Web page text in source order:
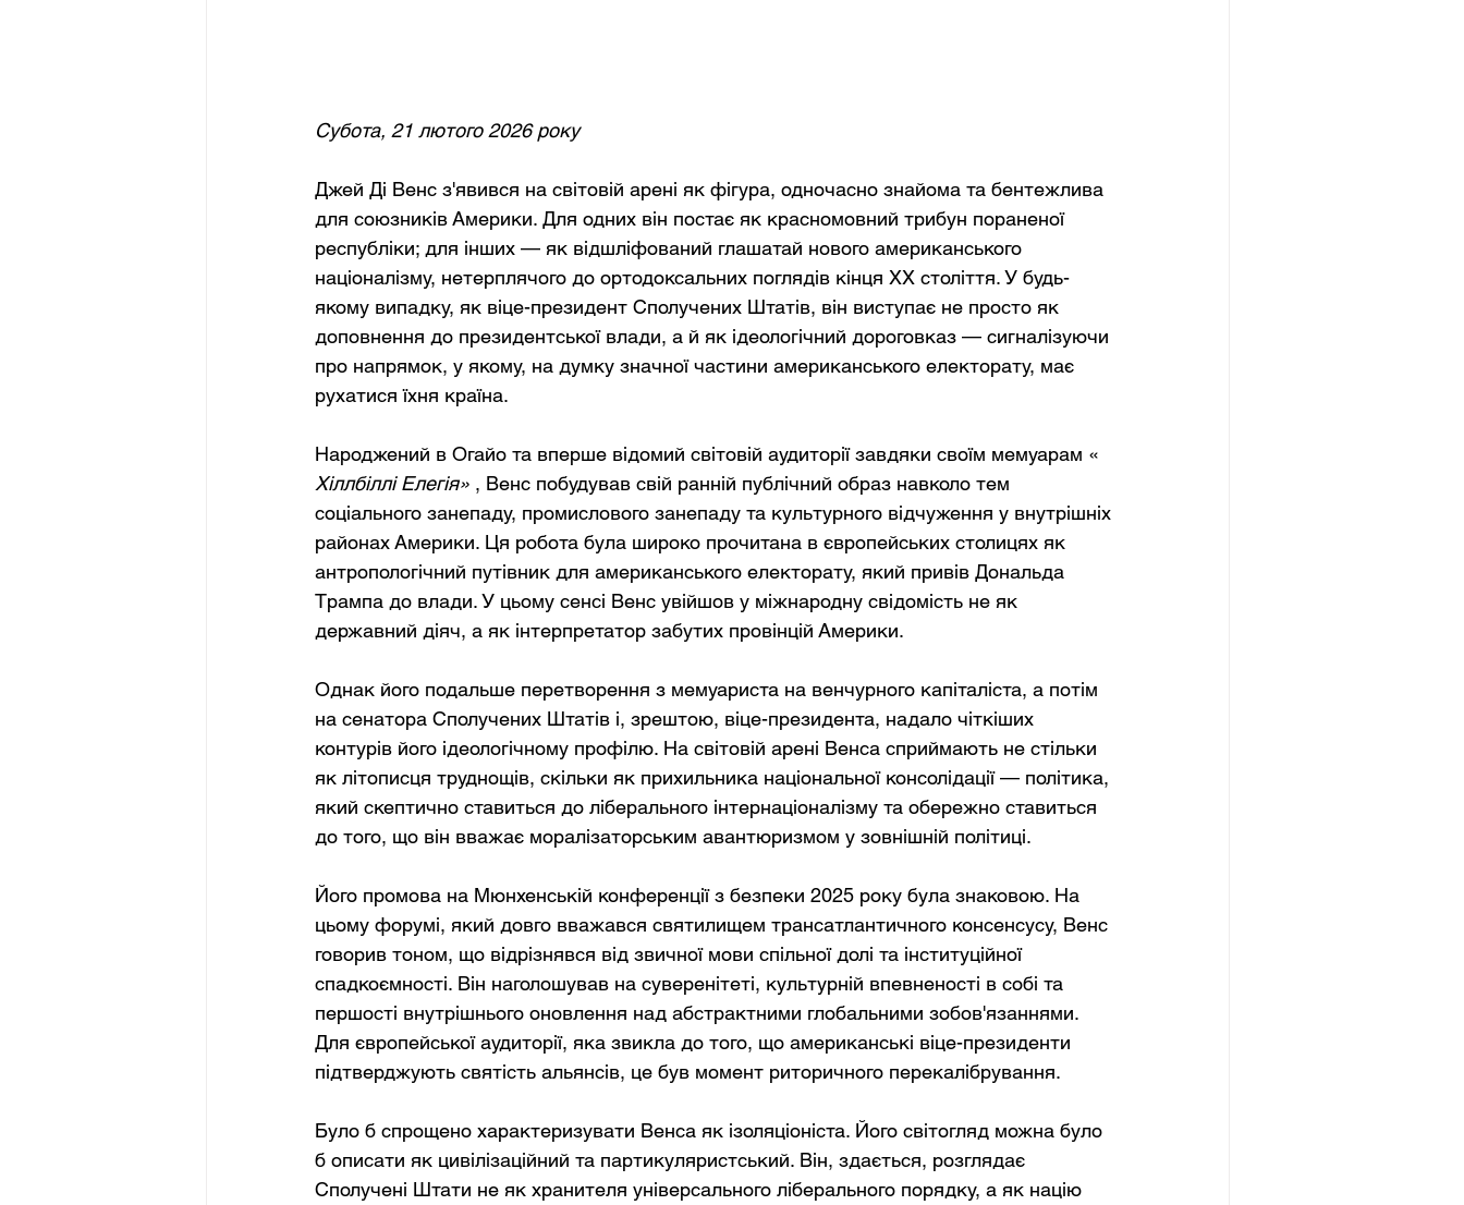
Субота, 21 лютого 2026 року
Джей Ді Венс з'явився на світовій арені як фігура, одночасно знайома та бентежлива
для союзників Америки. Для одних він постає як красномовний трибун пораненої
республіки; для інших — як відшліфований глашатай нового американського
націоналізму, нетерплячого до ортодоксальних поглядів кінця ХХ століття. У будь-
якому випадку, як віце-президент Сполучених Штатів, він виступає не просто як
доповнення до президентської влади, а й як ідеологічний дороговказ — сигналізуючи
про напрямок, у якому, на думку значної частини американського електорату, має
рухатися їхня країна.
Народжений в Огайо та вперше відомий світовій аудиторії завдяки своїм мемуарам «
Хіллбіллі Елегія» , Венс побудував свій ранній публічний образ навколо тем
соціального занепаду, промислового занепаду та культурного відчуження у внутрішніх
районах Америки. Ця робота була широко прочитана в європейських столицях як
антропологічний путівник для американського електорату, який привів Дональда
Трампа до влади. У цьому сенсі Венс увійшов у міжнародну свідомість не як
державний діяч, а як інтерпретатор забутих провінцій Америки.
Однак його подальше перетворення з мемуариста на венчурного капіталіста, а потім
на сенатора Сполучених Штатів і, зрештою, віце-президента, надало чіткіших
контурів його ідеологічному профілю. На світовій арені Венса сприймають не стільки
як літописця труднощів, скільки як прихильника національної консолідації — політика,
який скептично ставиться до ліберального інтернаціоналізму та обережно ставиться
до того, що він вважає моралізаторським авантюризмом у зовнішній політиці.
Його промова на Мюнхенській конференції з безпеки 2025 року була знаковою. На
цьому форумі, який довго вважався святилищем трансатлантичного консенсусу, Венс
говорив тоном, що відрізнявся від звичної мови спільної долі та інституційної
спадкоємності. Він наголошував на суверенітеті, культурній впевненості в собі та
першості внутрішнього оновлення над абстрактними глобальними зобов'язаннями.
Для європейської аудиторії, яка звикла до того, що американські віце-президенти
підтверджують святість альянсів, це був момент риторичного перекалібрування.
Було б спрощено характеризувати Венса як ізоляціоніста. Його світогляд можна було
б описати як цивілізаційний та партикуляристський. Він, здається, розглядає
Сполучені Штати не як хранителя універсального ліберального порядку, а як націю